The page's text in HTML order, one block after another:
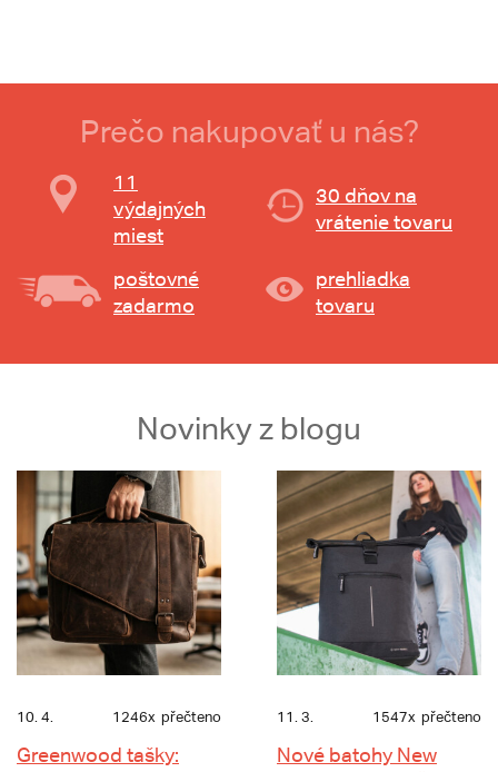
Prečo nakupovať u nás?
11
výdajných
miest
30 dňov na
vrátenie tovaru
poštovné
zadarmo
prehliadka
tovaru
Novinky z blogu
10. 4. 1246x přečteno
Greenwood tašky:
11. 3. 1547x přečteno
Nové batohy New